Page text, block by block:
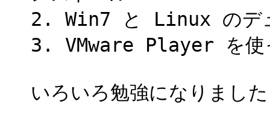
2. Win7 と Linux のデ
3. VMware Player を使
いろいろ勉強になりまし